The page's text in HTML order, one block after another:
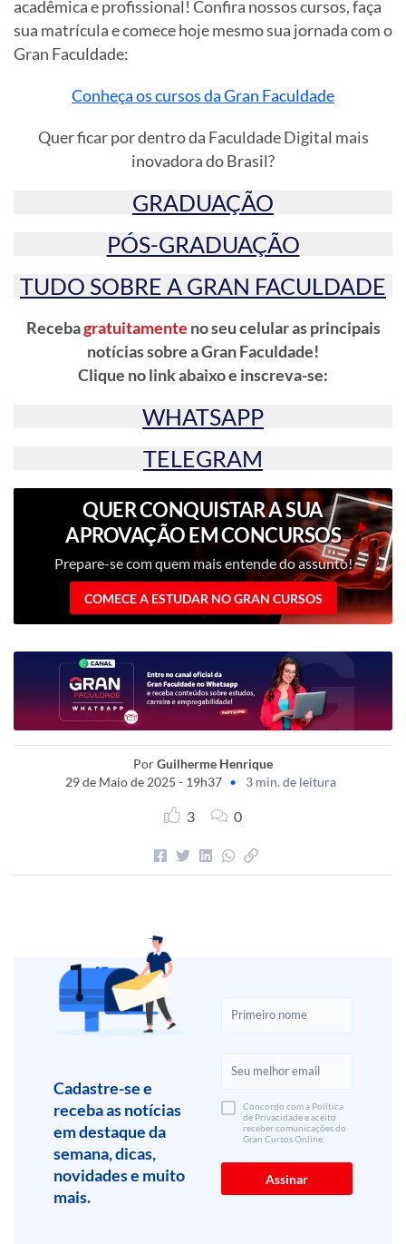
acadêmica e profissional! Confira nossos cursos, faça
sua matrícula e comece hoje mesmo sua jornada com o
Gran Faculdade:
Conheça os cursos da Gran Faculdade
Quer ficar por dentro da Faculdade Digital mais
inovadora do Brasil?
GRADUAÇÃO
PÓS-GRADUAÇÃO
TUDO SOBRE A GRAN FACULDADE
Recebagratuitamente no seu celular as principais
notícias sobre a Gran Faculdade!
Clique no link abaixo e inscreva-se:
WHATSAPP
TELEGRAM
QUER CONQUISTAR A SUA
APROVAÇÃO EM CONCURSOS
PÚBLICOS?
Prepare-se com quem mais entende do assunto!
COMECE A ESTUDAR NO GRAN CURSOS
PorGuilherme Henrique
29 de Maio de 2025 - 19h37 • 3 min. de leitura
3 0
Cadastre-se e
receba as notícias
em destaque da
semana, dicas,
novidades e muito
mais.
Concordo com a Política
de Privacidade e aceito
receber comunicações do
Gran Cursos Online.